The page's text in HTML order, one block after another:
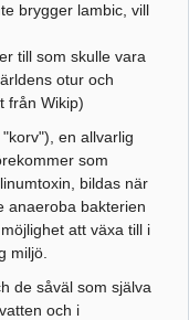
brygger lambic, vill
till som skulle vara
otur och
från Wikip)
en allvarlig
som
bildas när
anaeroba bakterien
att växa till i
miljö.
de såväl som själva
och i